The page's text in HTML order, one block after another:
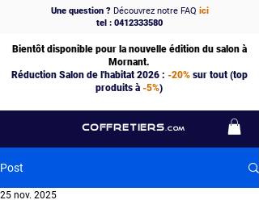
COFFRETIERS .COM
Une question ?Découvrez notre FAQ ici
tel : 0412333580
Bientôt disponible pour la nouvelle édition du salon à
Mornant.
Réduction Salon de l'habitat 2026 : -20%sur tout (top
produits à -5%)
Post
25 nov. 2025